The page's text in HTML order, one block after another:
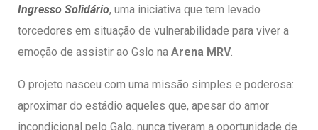
Ingresso Solidário, uma iniciativa que tem levado
torcedores em situação de vulnerabilidade para viver a
emoção de assistir ao Gslo na Arena MRV.
O projeto nasceu com uma missão simples e poderosa:
aproximar do estádio aqueles que, apesar do amor
incondicional pelo Galo, nunca tiveram a oportunidade de